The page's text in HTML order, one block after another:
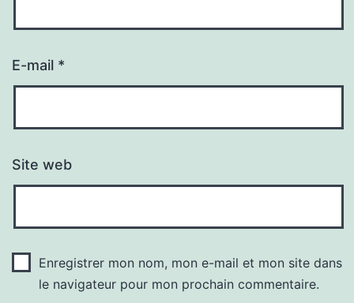
E-mail *
Site web
Enregistrer mon nom, mon e-mail et mon site dans
le navigateur pour mon prochain commentaire.